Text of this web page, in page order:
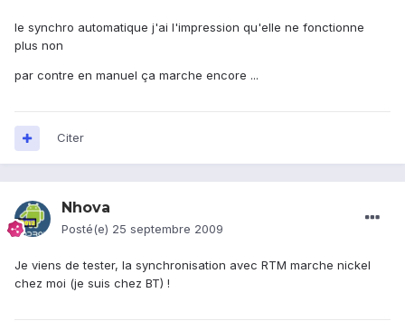
le synchro automatique j'ai l'impression qu'elle ne fonctionne
plus non
par contre en manuel ça marche encore ...
Citer
Nhova
Posté(e) 25 septembre 2009
Je viens de tester, la synchronisation avec RTM marche nickel
chez moi (je suis chez BT) !